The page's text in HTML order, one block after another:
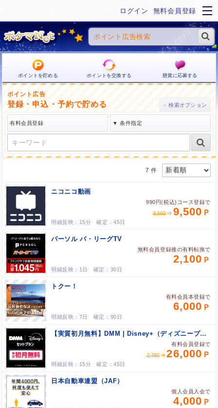
ログイン 無料会員登録
ポイントを貯める ポイントを交換する 懸賞に応募する
ポイント広告
登録・申込・予約で貯める
7 件
ニコニコ動画
990円(税込)コース登録で
3,600
9,500
15分 45日
パーソル パ・リーグTV
無料会員登録後の有料転換で
2,100
1日 30日
トクー！
有料会員本登録で
6,000
7日 90日
【実質初月無料】DMM | Disney+（ディズニープラス） セットプラン
有料会員登録で
2,780
26,000
15分 45日
日本自動車連盟（JAF）
個人会員入会で
4,000